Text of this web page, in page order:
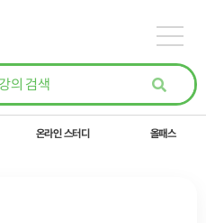
온라인 스터디 올패스